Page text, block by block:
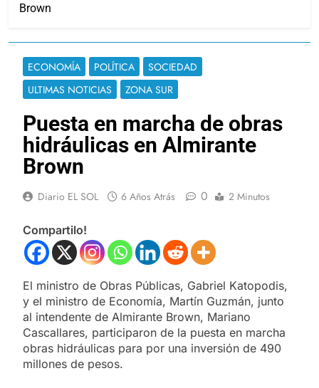
Brown
ECONOMÍA POLÍTICA
SOCIEDAD
ULTIMAS NOTICIAS
ZONA SUR
Puesta en marcha de obras
hidráulicas en Almirante
Brown
Diario EL SOL 6 Años Atrás 0 2 Minutos
Compartilo!
El ministro de Obras Públicas, Gabriel Katopodis,
y el ministro de Economía, Martín Guzmán, junto
al intendente de Almirante Brown, Mariano
Cascallares, participaron de la puesta en marcha
obras hidráulicas para por una inversión de 490
millones de pesos.